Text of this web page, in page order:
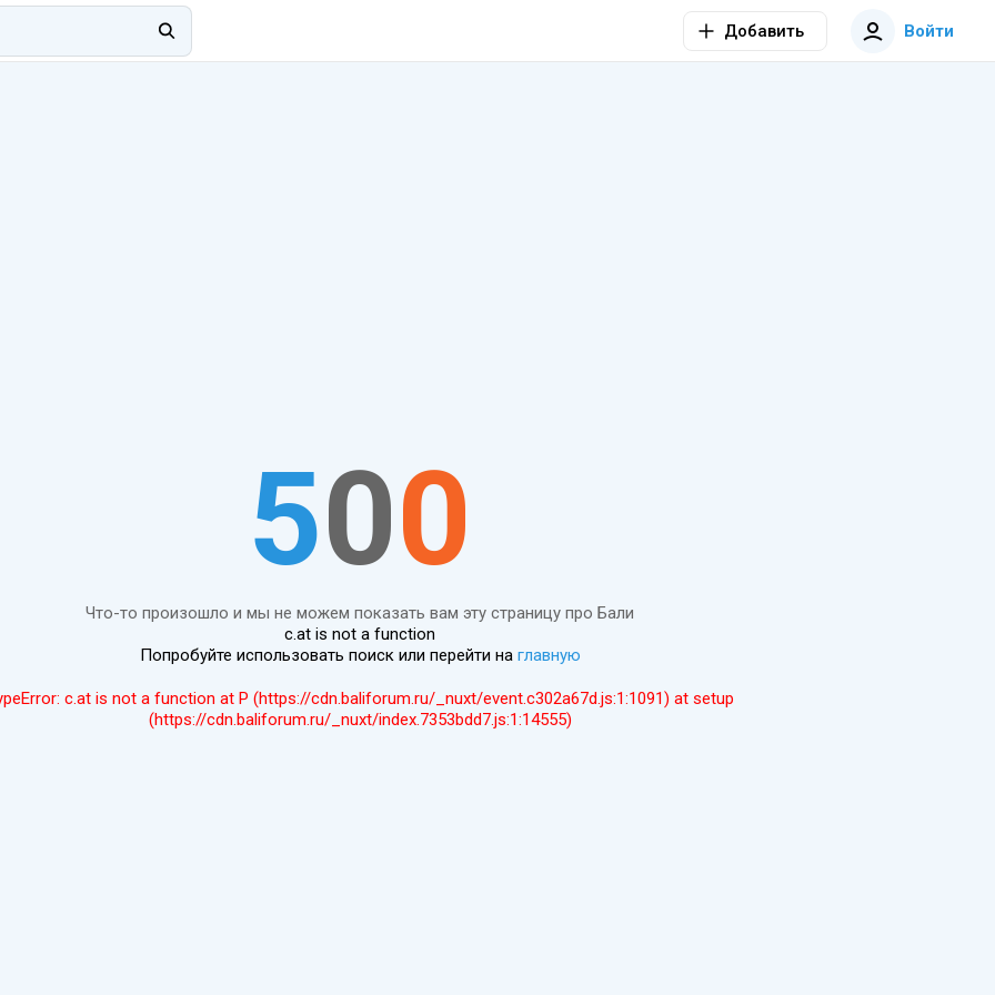
Добавить Войти
500
Что-то произошло и мы не можем показать вам эту страницу про Бали
c.at is not a function
Попробуйте использовать поиск или перейти на главную
c.at is not a function at P (https://cdn.baliforum.ru/_nuxt/event.c302a67d.js:1:1091) at setup
(https://cdn.baliforum.ru/_nuxt/index.7353bdd7.js:1:14555)